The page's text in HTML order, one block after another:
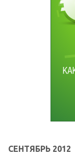
СЕНТЯБРЬ 2012